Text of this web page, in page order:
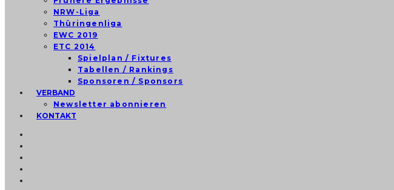
NRW-Liga
Thüringenliga
EWC 2019
ETC 2014
Spielplan / Fixtures
Tabellen / Rankings
Sponsoren / Sponsors
VERBAND
Newsletter abonnieren
KONTAKT